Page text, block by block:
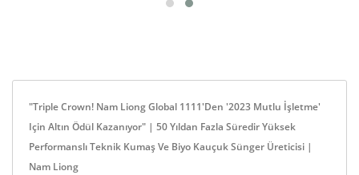
"Triple Crown! Nam Liong Global 1111'den '2023 Mutlu İşletme'
Için Altın Ödül Kazanıyor" | 50 Yıldan Fazla Süredir Yüksek
Performanslı Teknik Kumaş Ve Biyo Kauçuk Sünger Üreticisi |
Nam Liong